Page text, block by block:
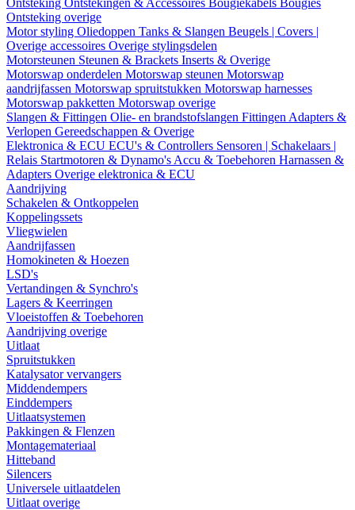
Ontsteking Ontstekingen & Accessoires Bougiekabels Bougies
Ontsteking overige
Motor styling Oliedoppen Tanks & Slangen Beugels | Covers |
Overige accessoires Overige stylingsdelen
Motorsteunen Steunen & Brackets Inserts & Overige
Motorswap onderdelen Motorswap steunen Motorswap
aandrijfassen Motorswap spruitstukken Motorswap harnesses
Motorswap pakketten Motorswap overige
Slangen & Fittingen Olie- en brandstofslangen Fittingen Adapters &
Verlopen Gereedschappen & Overige
Elektronica & ECU ECU's & Controllers Sensoren | Schakelaars |
Relais Startmotoren & Dynamo's Accu & Toebehoren Harnassen &
Adapters Overige elektronica & ECU
Aandrijving
Schakelen & Ontkoppelen
Koppelingssets
Vliegwielen
Aandrijfassen
Homokineten & Hoezen
LSD's
Vertandingen & Synchro's
Lagers & Keerringen
Vloeistoffen & Toebehoren
Aandrijving overige
Uitlaat
Spruitstukken
Katalysator vervangers
Middendempers
Einddempers
Uitlaatsystemen
Pakkingen & Flenzen
Montagemateriaal
Hitteband
Silencers
Universele uitlaatdelen
Uitlaat overige